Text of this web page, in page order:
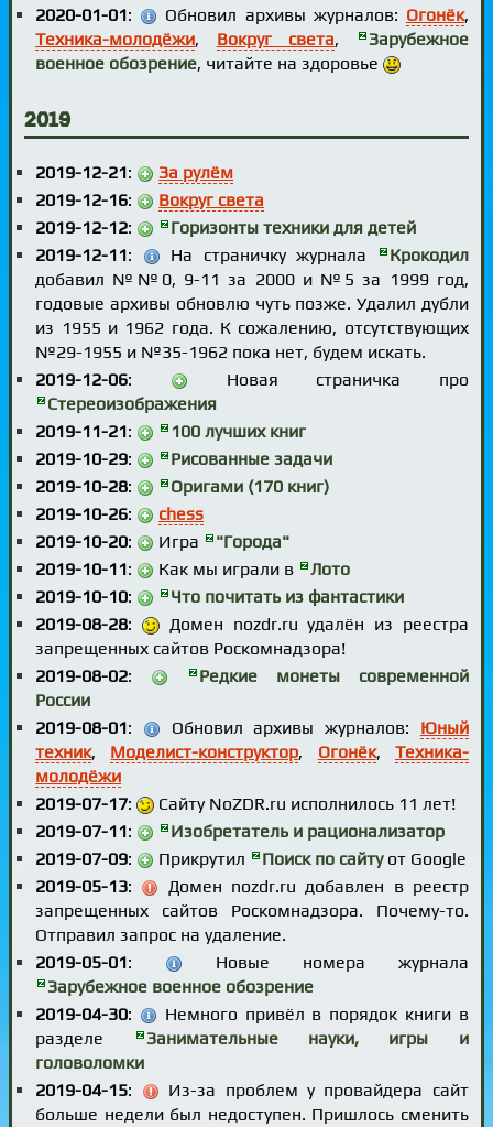
2020-01-01: Обновил архивы журналов: Огонёк,
Техника-молодёжи, Вокруг света,
Зарубежное
военное обозрение, читайте на здоровье
2019
2019-12-21:
За рулём
2019-12-16:
Вокруг света
2019-12-12:
Горизонты техники для детей
2019-12-11: На страничку журнала
Крокодил
добавил №№0, 9-11 за 2000 и №5 за 1999 год,
годовые архивы обновлю чуть позже. Удалил дубли
из 1955 и 1962 года. К сожалению, отсутствующих
№29-1955 и №35-1962 пока нет, будем искать.
2019-12-06:
Новая страничка про
Стереоизображения
2019-11-21:
100 лучших книг
2019-10-29:
Рисованные задачи
2019-10-28:
Оригами (170 книг)
2019-10-26:
chess
2019-10-20: Игра
"Города"
2019-10-11: Как мы играли в
Лото
2019-10-10:
Что почитать из фантастики
2019-08-28:
Домен nozdr.ru удалён из реестра
запрещенных сайтов Роскомнадзора!
2019-08-02:
Редкие монеты современной
России
2019-08-01: Обновил архивы журналов: Юный
техник, Моделист-конструктор, Огонёк, Техника-
молодёжи
2019-07-17:
Сайту NoZDR.ru исполнилось 11 лет!
2019-07-11:
Изобретатель и рационализатор
2019-07-09: Прикрутил Поиск по сайтуот Google
2019-05-13:
Домен nozdr.ru добавлен в реестр
запрещенных сайтов Роскомнадзора. Почему-то.
Отправил запрос на удаление.
2019-05-01:
Новые номера журнала
Зарубежное военное обозрение
2019-04-30:
Немного привёл в порядок книги в
разделе
Занимательные науки, игры и
головоломки
2019-04-15:
Из-за проблем у провайдера сайт
больше недели был недоступен. Пришлось сменить